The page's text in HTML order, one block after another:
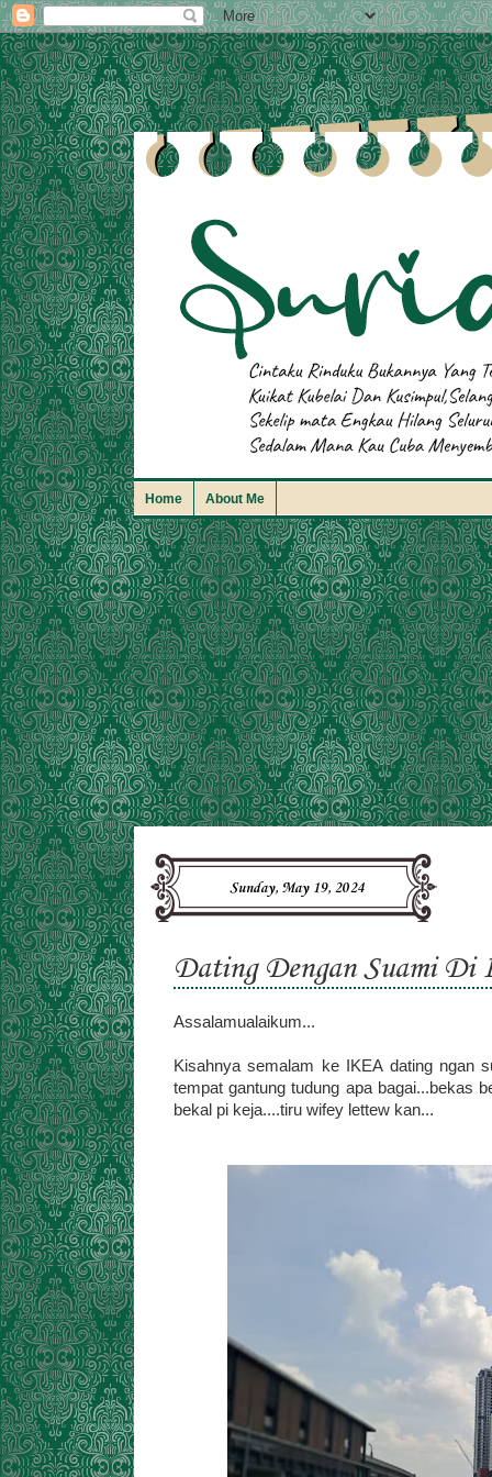
Home About Me
Sunday, May 19, 2024
Dating Dengan Suami Di
Assalamualaikum...
Kisahnya semalam ke IKEA dating ngan
tempat gantung tudung apa bagai...bekas
bekal pi keja....tiru wifey lettew kan...